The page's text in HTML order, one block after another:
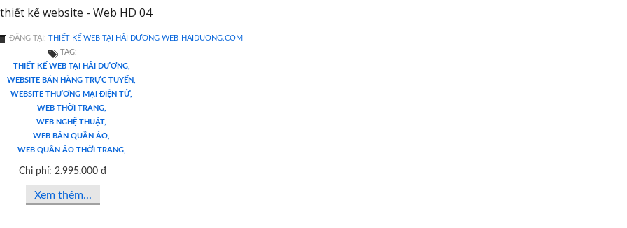
kế website - Web HD 04
ĐĂNG TẠI:
THIẾT KẾ WEB TẠI HẢI DƯƠNG WEB-HAIDUONG.COM
TAG:
THIẾT KẾ WEB TẠI HẢI DƯƠNG,
WEBSITE BÁN HÀNG TRỰC TUYẾN,
WEBSITE THƯƠNG MẠI ĐIỆN TỬ,
WEB THỜI TRANG,
WEB NGHỆ THUẬT,
WEB BÁN QUẦN ÁO,
WEB QUẦN ÁO THỜI TRANG,
Chi phí: 2.995.000 đ
Xem thêm...